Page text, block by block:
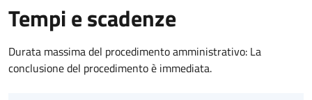
Tempi e scadenze
Durata massima del procedimento amministrativo: La
conclusione del procedimento è immediata.